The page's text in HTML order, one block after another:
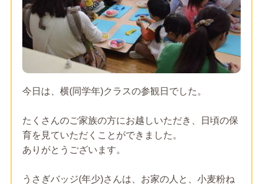
今日は、横(同学年)クラスの参観日でした。
たくさんのご家族の方にお越しいただき、日頃の保
育を見ていただくことができました。
ありがとうございます。
うさぎバッジ(年少)さんは、お家の人と、小麦粉ね